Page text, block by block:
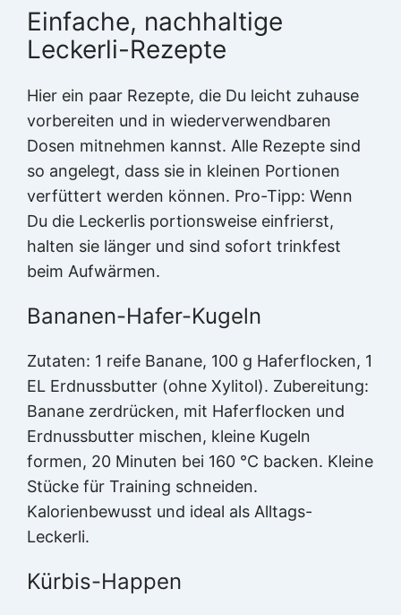
Einfache, nachhaltige
Leckerli-Rezepte
Hier ein paar Rezepte, die Du leicht zuhause
vorbereiten und in wiederverwendbaren
Dosen mitnehmen kannst. Alle Rezepte sind
so angelegt, dass sie in kleinen Portionen
verfüttert werden können. Pro-Tipp: Wenn
Du die Leckerlis portionsweise einfrierst,
halten sie länger und sind sofort trinkfest
beim Aufwärmen.
Bananen-Hafer-Kugeln
Zutaten: 1 reife Banane, 100 g Haferflocken, 1
EL Erdnussbutter (ohne Xylitol). Zubereitung:
Banane zerdrücken, mit Haferflocken und
Erdnussbutter mischen, kleine Kugeln
formen, 20 Minuten bei 160 °C backen. Kleine
Stücke für Training schneiden.
Kalorienbewusst und ideal als Alltags-
Leckerli.
Kürbis-Happen